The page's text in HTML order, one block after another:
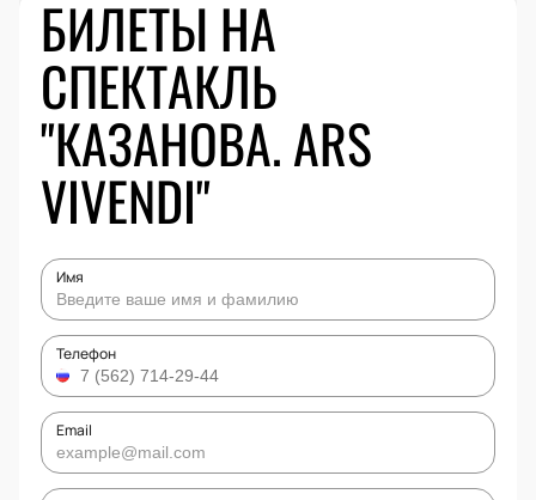
БИЛЕТЫ НА
СПЕКТАКЛЬ
"КАЗАНОВА. ARS
VIVENDI"
Имя
Телефон
Email